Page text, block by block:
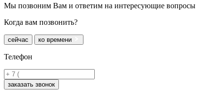
Мы позвоним Вам и ответим на интересующие вопросы
Когда вам позвонить?
сейчас ко времени
Телефон
заказать звонок